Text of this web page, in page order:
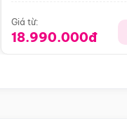
Giá từ:
18.990.000đ